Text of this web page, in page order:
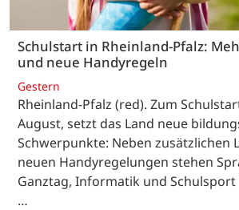
Schulstart in Rheinland-Pfalz:
und neue Handyregeln
Gestern
Rheinland-Pfalz (red). Zum
August, setzt das Land neue
Schwerpunkte: Neben zusätzlichen
neuen Handyregelungen stehen
Ganztag, Informatik und
…